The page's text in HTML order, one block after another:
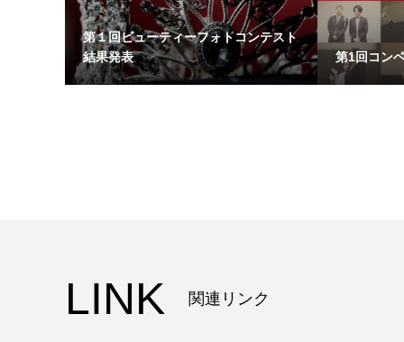
第１回ビューティーフォトコンテスト
結果発表
第1回コン
LINK 関連リンク